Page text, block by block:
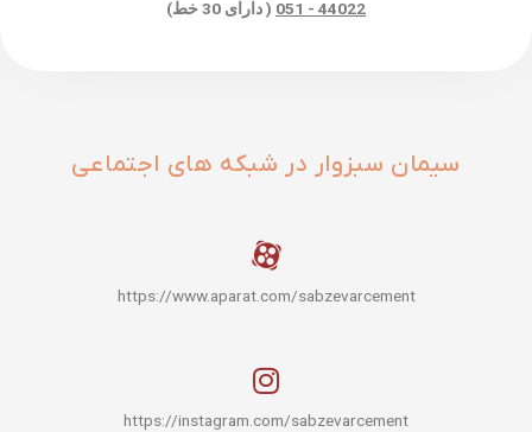
44022 - 051 ( دارای 30 خط)
سیمان سبزوار در شبکه های اجتماعی
https://www.aparat.com/sabzevarcement
https://instagram.com/sabzevarcement